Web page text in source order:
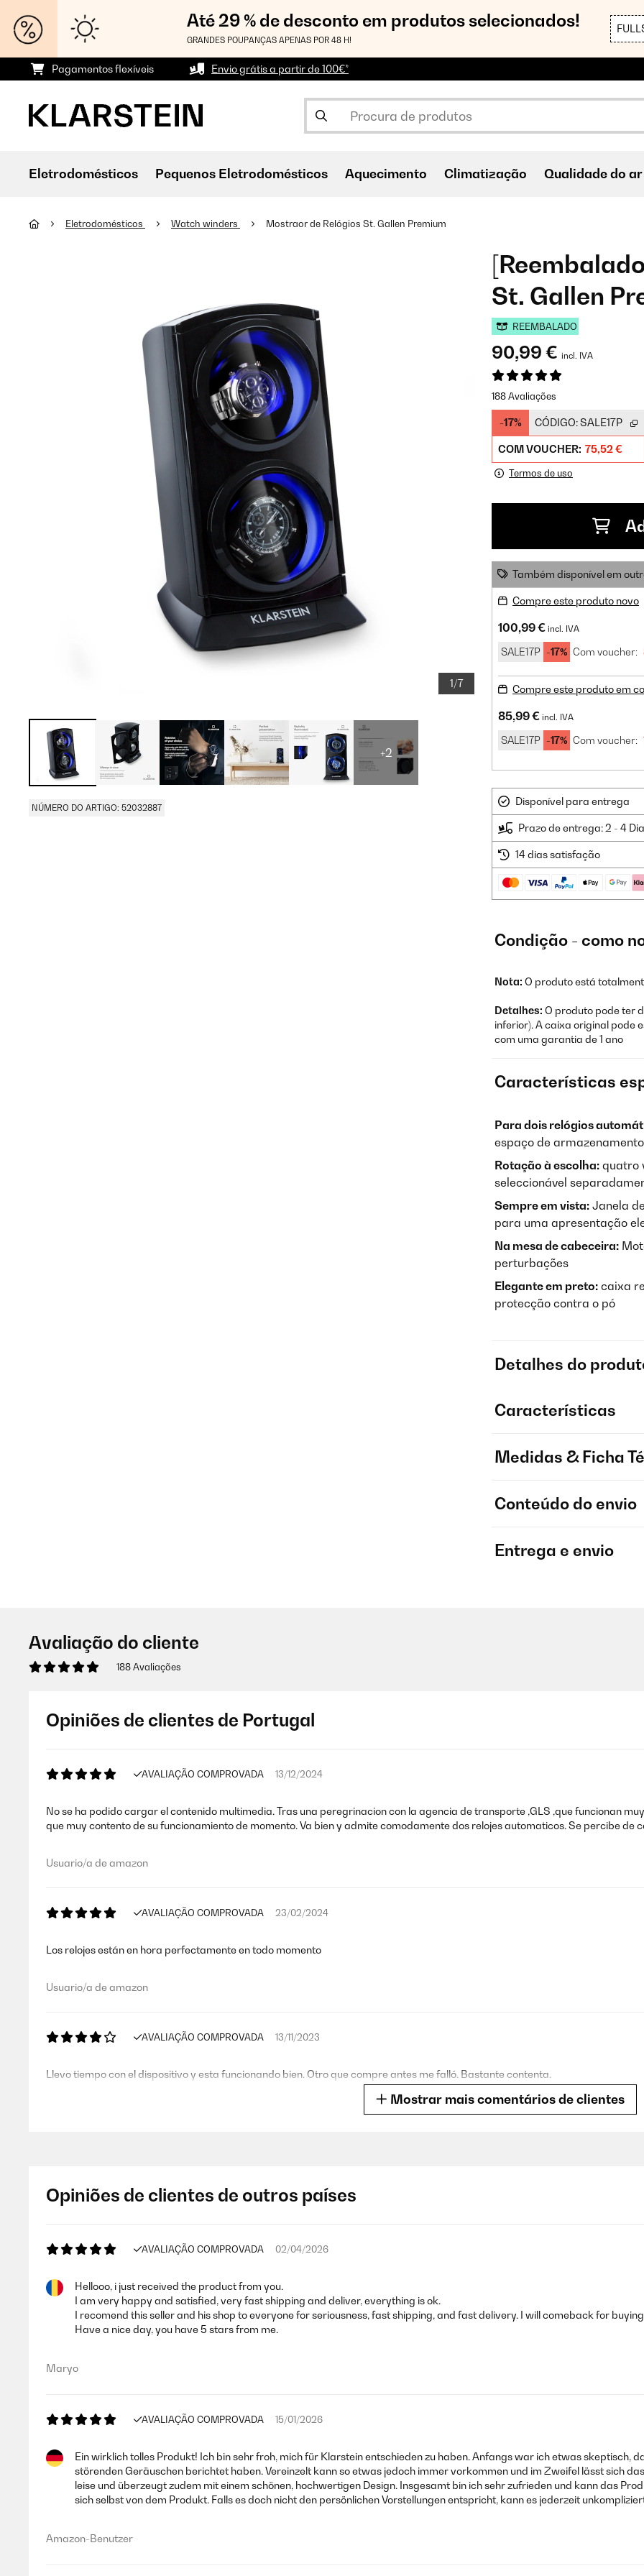
Até 29 % de desconto em produtos selecionados!
GRANDES POUPANÇAS APENAS POR 48 H!
Pagamentos flexíveis Envio grátis a partir de 100€*
Eletrodomésticos Pequenos Eletrodomésticos Aquecimento Climatização Qualidade do ar
Eletrodomésticos Watch winders Mostraor de Relógios St. Gallen Premium
1/7
+2
NÚMERO DO ARTIGO: 52032887
St. Gallen
REEMBALADO
90,99 € incl. IVA
188 Avaliações
-17% CÓDIGO:SALE17P
COM VOUCHER: 75,52 €
Termos de uso
Também disponível em
Compre este produto novo
100,99 € incl. IVA
SALE17P -17% Com voucher:
Compre este produto em
85,99 € incl. IVA
SALE17P -17% Com voucher:
Disponível para entrega
Prazo de entrega: 2 - 4
14 dias satisfação
Condição - como
Nota: O produto está
Detalhes: O produto pode ter
inferior). A caixa original pode
com uma garantia de 1 ano
Características
Para dois relógios
espaço de armazenamento
Rotação à escolha: quatro
seleccionável
Sempre em vista: Janela
para uma apresentação
Na mesa de cabeceira:
perturbações
Elegante em preto: caixa
protecção contra o pó
Detalhes do
Características
Medidas & Ficha
Conteúdo do envio
Entrega e envio
Avaliação do cliente
188 Avaliações
Opiniões de clientes de Portugal
AVALIAÇÃO COMPROVADA 13/12/2024
No se ha podido cargar el contenido multimedia. Tras una peregrinacion con la agencia de transporte ,GLS ,que funcionan
que muy contento de su funcionamiento de momento. Va bien y admite comodamente dos relojes automaticos. Se percibe de
Usuario/a de amazon
AVALIAÇÃO COMPROVADA 23/02/2024
Los relojes están en hora perfectamente en todo momento
Usuario/a de amazon
AVALIAÇÃO COMPROVADA 13/11/2023
Llevo tiempo con el dispositivo y esta funcionando bien. Otro que compre antes me falló. Bastante contenta.
Esta muy chulo, cuando gira o lo abres tiene un luz azul, los giros los puedes programar en tiempo y forma de rotar. Para
Usuario/a de amazon
AVALIAÇÃO COMPROVADA 09/12/2021
Usuario/a de amazon
AVALIAÇÃO COMPROVADA 12/07/2020
Nivel de ruido bajísimo, muy bueno.
Usuario/a de amazon
Mostrar mais comentários de clientes
Opiniões de clientes de outros países
AVALIAÇÃO COMPROVADA 02/04/2026
Hellooo, i just received the product from you.
I am very happy and satisfied, very fast shipping and deliver, everything is ok.
I recomend this seller and his shop to everyone for seriousness, fast shipping, and fast delivery. I will comeback for
Have a nice day, you have 5 stars from me.
Maryo
AVALIAÇÃO COMPROVADA 15/01/2026
Ein wirklich tolles Produkt! Ich bin sehr froh, mich für Klarstein entschieden zu haben. Anfangs war ich etwas skeptisch,
störenden Geräuschen berichtet haben. Vereinzelt kann so etwas jedoch immer vorkommen und im Zweifel lässt sich
leise und überzeugt zudem mit einem schönen, hochwertigen Design. Insgesamt bin ich sehr zufrieden und kann das
sich selbst von dem Produkt. Falls es doch nicht den persönlichen Vorstellungen entspricht, kann es jederzeit
Amazon-Benutzer